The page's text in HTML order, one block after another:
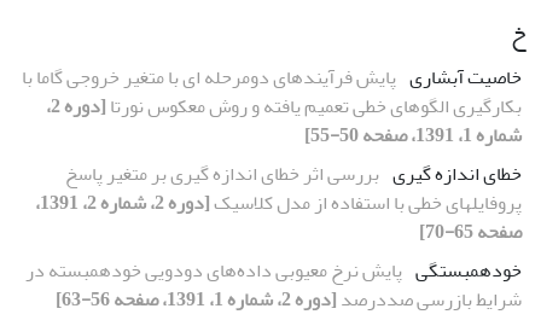
خ
خاصیت آبشاری پایش فرآیندهای دومرحله ای با متغیر خروجی گاما‏ با
بکارگیری الگوهای خطی تعمیم یافته و روش معکوس نورتا
[دوره 2،
شماره 1، 1391، صفحه 50-55]
خطای اندازه گیری بررسی اثر خطای اندازه گیری بر متغیر پاسخ
پروفایلهای خطی با استفاده از مدل کلاسیک
[دوره 2، شماره 2، 1391،
صفحه 65-70]
خودهمبستگی پایش نرخ معیوبی داده‌های دودویی خودهمبسته در
شرایط بازرسی صددرصد[دوره 2، شماره 1، 1391، صفحه 56-63]